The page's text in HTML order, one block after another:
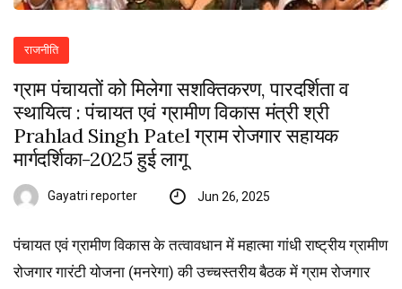
राजनीति
ग्राम पंचायतों को मिलेगा सशक्तिकरण, पारदर्शिता व
स्थायित्व : पंचायत एवं ग्रामीण विकास मंत्री श्री
Prahlad Singh Patel ग्राम रोजगार सहायक
मार्गदर्शिका-2025 हुई लागू
Gayatri reporter Jun 26, 2025
पंचायत एवं ग्रामीण विकास के तत्वावधान में महात्मा गांधी राष्ट्रीय ग्रामीण
रोजगार गारंटी योजना (मनरेगा) की उच्चस्तरीय बैठक में ग्राम रोजगार